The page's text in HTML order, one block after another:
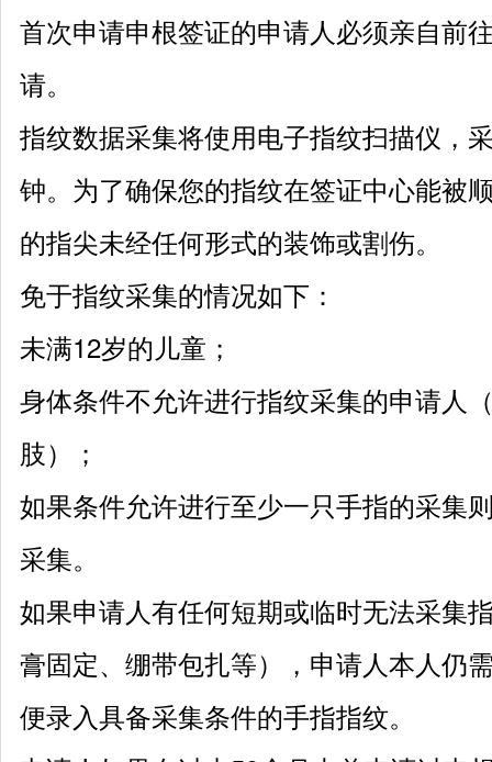
首次申请申根签证的申请人必须亲自前
请。
指纹数据采集将使用电子指纹扫描仪，
钟。为了确保您的指纹在签证中心能被
的指尖未经任何形式的装饰或割伤。
免于指纹采集的情况如下：
未满12岁的儿童；
身体条件不允许进行指纹采集的申请人
肢）；
如果条件允许进行至少一只手指的采集
采集。
如果申请人有任何短期或临时无法采集
膏固定、绷带包扎等），申请人本人仍
便录入具备采集条件的手指指纹。